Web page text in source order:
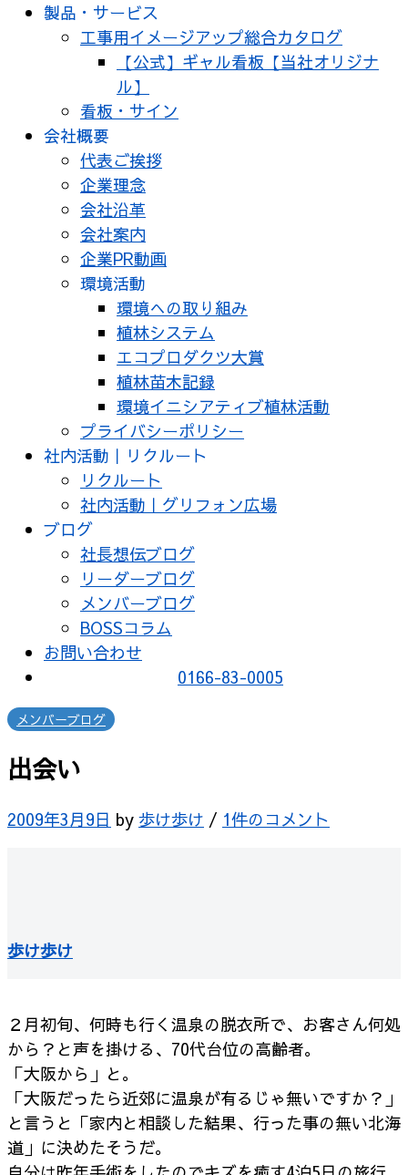
製品・サービス
工事用イメージアップ総合カタログ
【公式】ギャル看板【当社オリジナ
ル】
看板・サイン
会社概要
代表ご挨拶
企業理念
会社沿革
会社案内
企業PR動画
環境活動
環境への取り組み
植林システム
エコプロダクツ大賞
植林苗木記録
環境イニシアティブ植林活動
プライバシーポリシー
社内活動｜リクルート
リクルート
社内活動｜グリフォン広場
ブログ
社長想伝ブログ
リーダーブログ
メンバーブログ
BOSSコラム
お問い合わせ
0166-83-0005
メンバーブログ
出会い
2009年3月9日 by 歩け歩け / 1件のコメント
歩け歩け
２月初旬、何時も行く温泉の脱衣所で、お客さん何処
から？と 声を掛ける、70代台位の高齢者。
「大阪から」と。
「大阪だったら近郊に温泉が有るじゃ無いですか？」
と言うと 「家内と相談した結果、行った事の無い北海
道」に決めたそうだ。